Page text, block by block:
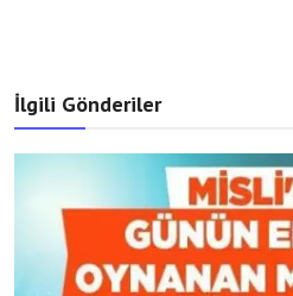
İlgili Gönderiler